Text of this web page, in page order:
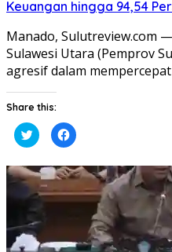
Keuangan hingga 94,54
Manado, Sulutreview.com
Sulawesi Utara (Pemprov
agresif dalam
Share this:
Klik
untuk
berbagi
Twitter(Membuka
di
jendela
yang
Klik
untuk
Facebook(Membuka
di
jendela
yang